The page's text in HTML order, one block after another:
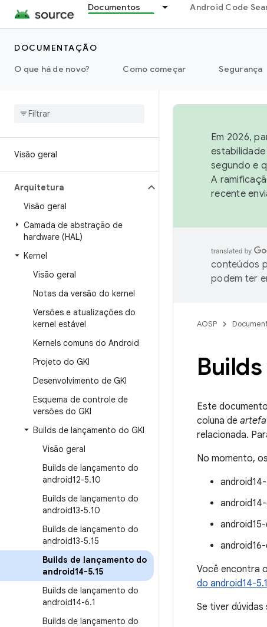
Documentos Android Code
DOCUMENTAÇÃO
O que há de novo?
Como começar Segurança
Visão geral
Arquitetura
Visão geral
Camada de abstração de
hardware (HAL)
Kernel
Visão geral
Notas da versão do kernel
Versões e atualizações do
kernel estável
Kernels comuns do Android
Projeto do GKI
Desenvolvimento de GKI
Esquema de controle de
versões do GKI
Builds de lançamento do GKI
Visão geral
Builds de lançamento do
android12-5.10
Builds de lançamento do
android13-5.10
Builds de lançamento do
android13-5.15
Builds de lançamento do
android14-5.15
Builds de lançamento do
android14-6.1
Builds de lançamento do
Em 2026,
segundo e
A
recente
conteúdos
podem ter
AOSP
Este
coluna de
relacionada.
No momento,
android14-
android14-
android16-
Você encontra
do android14-
Se tiver dúvidas